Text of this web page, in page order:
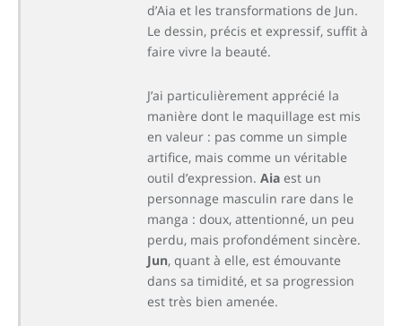
d’Aia et les transformations de Jun.
Le dessin, précis et expressif, suffit à
faire vivre la beauté.
J’ai particulièrement apprécié la
manière dont le maquillage est mis
en valeur : pas comme un simple
artifice, mais comme un véritable
outil d’expression. Aia est un
personnage masculin rare dans le
manga : doux, attentionné, un peu
perdu, mais profondément sincère.
Jun, quant à elle, est émouvante
dans sa timidité, et sa progression
est très bien amenée.